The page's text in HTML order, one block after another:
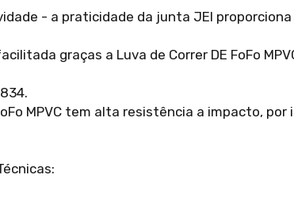
- a praticidade da junta JEI
graças a Luva de Correr DE FoFo
MPVC tem alta resistência a impacto,